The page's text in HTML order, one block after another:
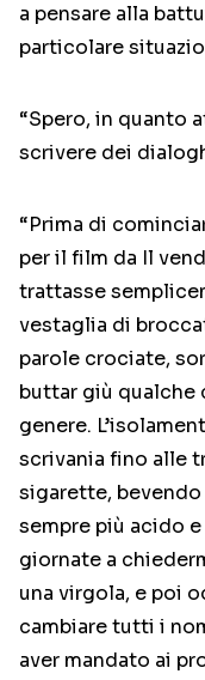
a pensare alla
particolare
“Spero, in quanto
scrivere dei
“Prima di
per il film da Il
trattasse
vestaglia di
parole crociate,
buttar giù qualche
genere.
scrivania fino alle
sigarette,
sempre più acido
giornate a
una virgola, e poi
cambiare tutti i
aver mandato ai